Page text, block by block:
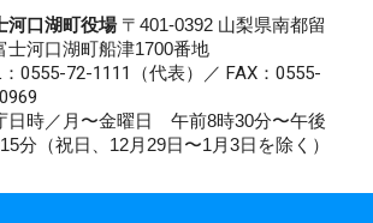
河口湖町役場〒401-0392 山梨県南都留
士河口湖町船津1700番地
0555-72-1111 （代表）／ FAX：0555-
日時／月〜金曜日 午前8時30分〜午後
分（祝日、12月29日〜1月3日を除く）